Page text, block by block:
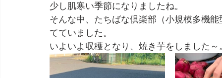
少し肌寒い季節になりましたね。
そんな中、たちばな倶楽部（小規模多機
てていました。
いよいよ収穫となり、焼き芋をしました